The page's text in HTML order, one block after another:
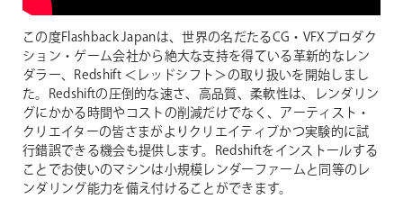
この度Flashback Japanは、世界の名だたるCG・VFXプロダク
ション・ゲーム会社から絶大な支持を得ている革新的なレン
ダラー、Redshift ＜レッドシフト＞の取り扱いを開始しまし
た。Redshiftの圧倒的な速さ、高品質、柔軟性は、レンダリン
グにかかる時間やコストの削減だけでなく、アーティスト・
クリエイターの皆さまがよりクリエイティブかつ実験的に試
行錯誤できる機会も提供します。Redshiftをインストールする
ことでお使いのマシンは小規模レンダーファームと同等のレ
ンダリング能力を備え付けることができます。